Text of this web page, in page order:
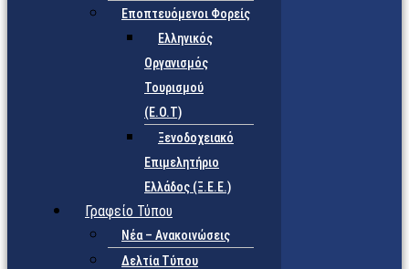
Εποπτευόμενοι Φορείς
Eλληνικός
Οργανισμός
Τουρισμού
(Ε.Ο.Τ)
Ξενοδοχειακό
Επιμελητήριο
Ελλάδος (Ξ.Ε.Ε.)
Γραφείο Τύπου
Νέα – Ανακοινώσεις
Δελτία Τύπου